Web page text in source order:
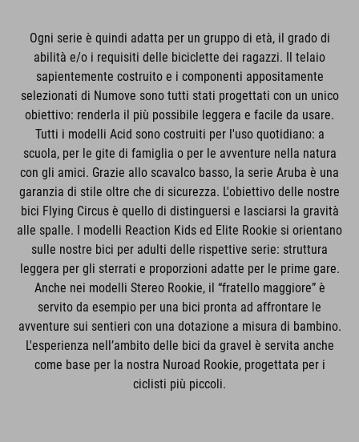
Ogni serie è quindi adatta per un gruppo di età, il grado di
abilità e/o i requisiti delle biciclette dei ragazzi. Il telaio
sapientemente costruito e i componenti appositamente
selezionati di Numove sono tutti stati progettati con un unico
obiettivo: renderla il più possibile leggera e facile da usare.
Tutti i modelli Acid sono costruiti per l'uso quotidiano: a
scuola, per le gite di famiglia o per le avventure nella natura
con gli amici. Grazie allo scavalco basso, la serie Aruba è una
garanzia di stile oltre che di sicurezza. L'obiettivo delle nostre
bici Flying Circus è quello di distinguersi e lasciarsi la gravità
alle spalle. I modelli Reaction Kids ed Elite Rookie si orientano
sulle nostre bici per adulti delle rispettive serie: struttura
leggera per gli sterrati e proporzioni adatte per le prime gare.
Anche nei modelli Stereo Rookie, il “fratello maggiore” è
servito da esempio per una bici pronta ad affrontare le
avventure sui sentieri con una dotazione a misura di bambino.
L'esperienza nell’ambito delle bici da gravel è servita anche
come base per la nostra Nuroad Rookie, progettata per i
ciclisti più piccoli.